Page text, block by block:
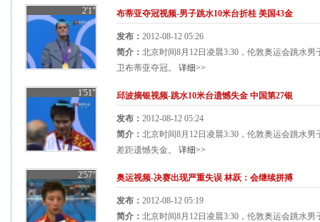
2'1" 布蒂亚夺冠视频-男子跳水10米台折桂 美国43金
发布： 2012-08-12 05:26
简介： 北京时间8月12日凌晨3:30，伦敦奥运会跳水
卫布蒂亚夺冠。 详细>>
1'51" 邱波摘银视频-跳水10米台遗憾失金 中国第27银
发布： 2012-08-12 05:24
简介： 北京时间8月12日凌晨3:30，伦敦奥运会跳水
差距遗憾失金。 详细>>
2'57" 奥运视频-决赛出现严重失误 林跃：会继续拼搏
发布： 2012-08-12 05:19
简介： 北京时间8月12日凌晨3:30，伦敦奥运会跳水